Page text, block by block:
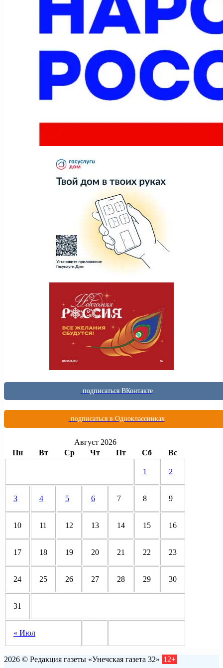
подписаться ВКонтакте
подписаться в Одноклассниках
Август 2026
Пн
Вт Ср Чт Пт Сб Вс
« Июл
1 2
3 4 5 6 7 8 9
10 11 12 13 14 15 16
17 18 19 20 21 22 23
24 25 26 27 28 29 30
31
2026 © Редакция газеты «Унечская газета 32» 12+